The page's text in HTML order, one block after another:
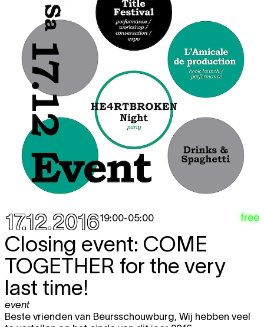
17.12.201619:00-05:00 free
Closing event: COME
TOGETHER for the very
last time!
event
Beste vrienden van Beursschouwburg, Wij hebben veel